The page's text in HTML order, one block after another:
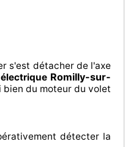
s'est détacherde l'axe
Romilly-sur-
bien du moteur du volet
détecter la